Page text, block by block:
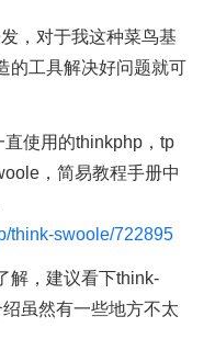
，对于我这种菜鸟基
的工具解决好问题就可
使用的thinkphp，tp
，简易教程手册中
think-swoole/722895
解，建议看下think-
虽然有一些地方不太